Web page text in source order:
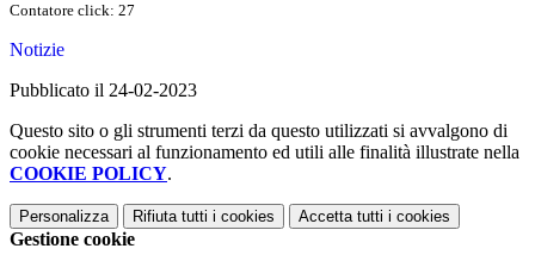
Contatore click: 27
Notizie
Pubblicato il 24-02-2023
Questo sito o gli strumenti terzi da questo utilizzati si avvalgono di
cookie necessari al funzionamento ed utili alle finalità illustrate nella
COOKIE POLICY.
Personalizza Rifiuta tutti i cookies Accetta tutti i cookies
Gestione cookie